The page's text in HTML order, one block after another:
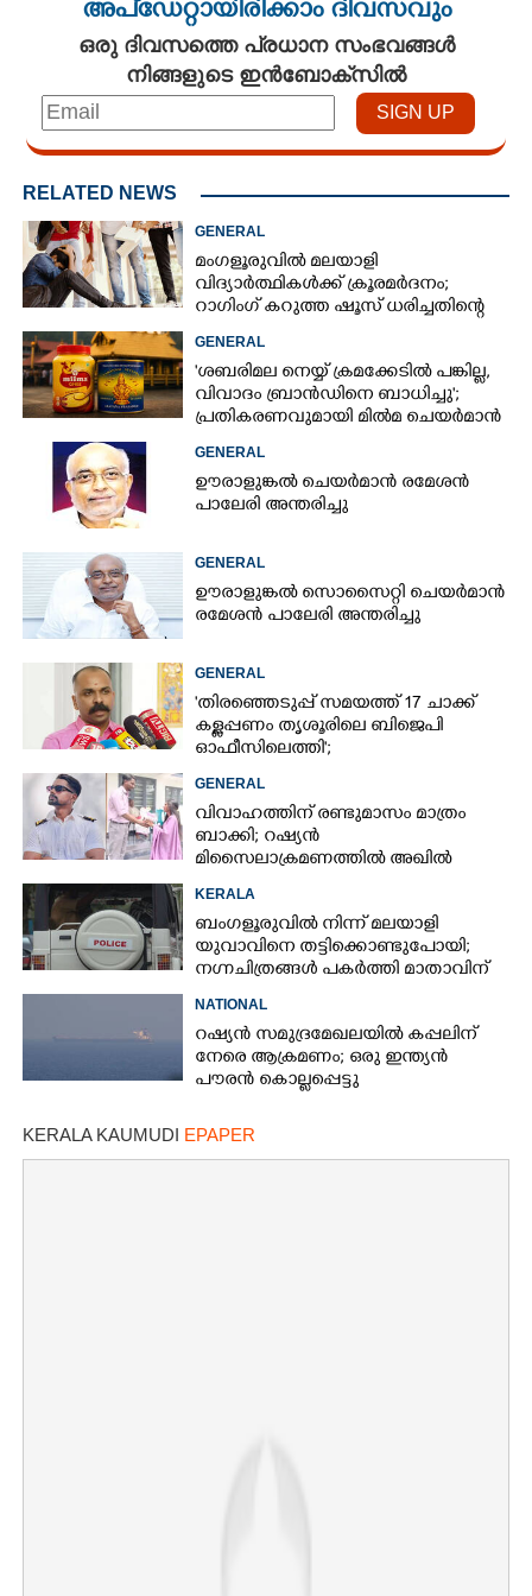
അപ്ഡേറ്റായിരിക്കാം ദിവസവും
ഒരു ദിവസത്തെ പ്രധാന സംഭവങ്ങൾ
നിങ്ങളുടെ ഇൻബോക്സിൽ
RELATED NEWS
GENERAL
മംഗളൂരുവിൽ മലയാളി
വിദ്യാർത്ഥികൾക്ക് ക്രൂരമർദനം;
റാഗിംഗ് കറുത്ത ഷൂസ് ധരിച്ചതിന്റെ
GENERAL
'ശബരിമല നെയ്യ് ക്രമക്കേടിൽ പങ്കില്ല,
വിവാദം ബ്രാൻഡിനെ ബാധിച്ചു';
പ്രതികരണവുമായി മിൽമ ചെയർമാൻ
GENERAL
ഊരാളുങ്കൽ ചെയർമാൻ രമേശൻ
പാലേരി അന്തരിച്ചു
GENERAL
ഊരാളുങ്കൽ സൊസൈറ്റി ചെയർമാൻ
രമേശൻ പാലേരി അന്തരിച്ചു
GENERAL
'തിരഞ്ഞെടുപ്പ് സമയത്ത് 17 ചാക്ക്
കള്ളപ്പണം തൃശൂരിലെ ബിജെപി
ഓഫീസിലെത്തി';
സെക്രട്ടറി
GENERAL
വിവാഹത്തിന് രണ്ടുമാസം മാത്രം
ബാക്കി; റഷ്യൻ
മിസൈലാക്രമണത്തിൽ അഖിൽ
KERALA
ബംഗളൂരുവിൽ നിന്ന് മലയാളി
യുവാവിനെ തട്ടിക്കൊണ്ടുപോയി;
നഗ്നചിത്രങ്ങൾ പകർത്തി മാതാവിന്
NATIONAL
റഷ്യൻ സമുദ്രമേഖലയിൽ കപ്പലിന്
നേരെ ആക്രമണം; ഒരു ഇന്ത്യൻ
പൗരൻ കൊല്ലപ്പെട്ടു
KERALA KAUMUDI EPAPER